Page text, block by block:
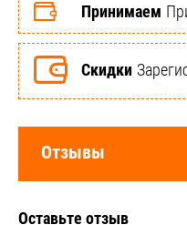
Принимаем
Скидки
Отзывы
Оставьте отзыв